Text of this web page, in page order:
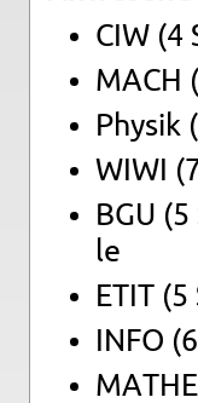
CIW (4
MACH
Phy­sik
WIWI
BGU
le
ETIT
INFO